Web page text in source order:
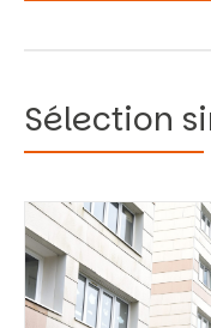
Sélection